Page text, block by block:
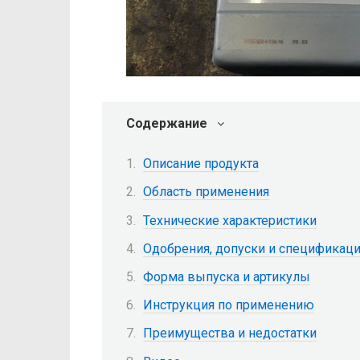
Содержание
Описание продукта
Область применения
Технические характеристики
Одобрения, допуски и
Форма выпуска и артикулы
Инструкция по применению
Преимущества и недостатки